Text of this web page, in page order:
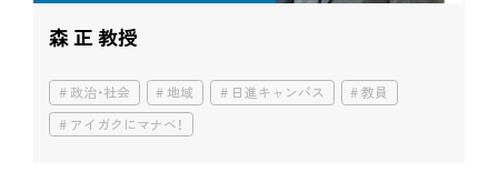
森 正 教授
政治・社会 地域 日進キャンパス
教員
アイガクにマナベ！